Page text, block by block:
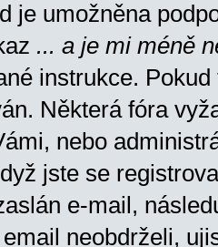
je umožněna
... a je mi méně
instrukce.
Některá fóra
nebo
jste se
e-mail,
neobdrželi,